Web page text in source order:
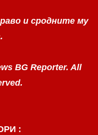
и сродните му
BG Reporter. All
: